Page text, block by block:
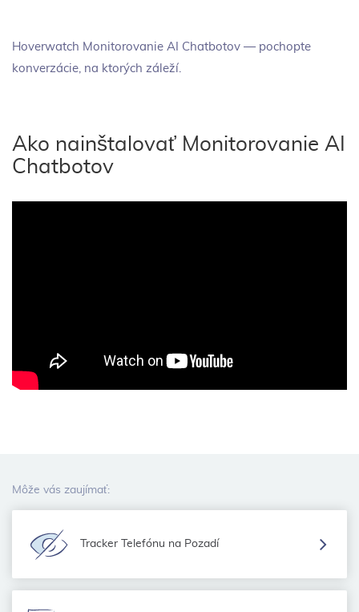
Hoverwatch Monitorovanie AI Chatbotov — pochopte
konverzácie, na ktorých záleží.
Ako nainštalovať Monitorovanie AI
Chatbotov
Môže vás zaujímať:
Tracker Telefónu na Pozadí